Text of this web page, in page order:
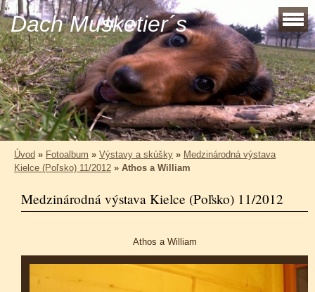
Dach Musketier´s
Úvod » Fotoalbum » Výstavy a skúšky » Medzinárodná výstava
Kielce (Poľsko) 11/2012 » Athos a William
Medzinárodná výstava Kielce (Poľsko) 11/2012
Athos a William